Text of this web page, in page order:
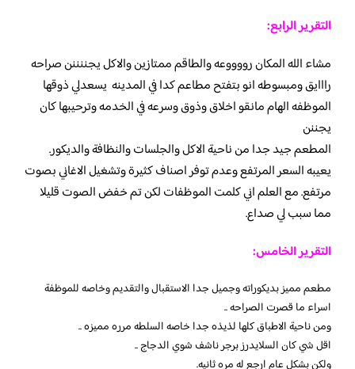
التقرير الرابع:
مشاء الله المكان رووووعه والطاقم ممتازين والاكل يجننننن صراحه
رااايق ومبسوطه انو بتفتح مطاعم كدا في المدينه يسعدلي ذوقها
الموظفه الهام مانقو اخلاق وذوق وسرعه في الخدمه وترحيبها كان
يجننن
المطعم جيد جدا من ناحية الاكل والجلسات والنظافة والديكور.
يعيبه السعر المرتفع وعدم توفر اصناف كثيرة وتشغيل الاغاني بصوت
مرتفع. مع العلم اني كلمت الموظفات لكن تم خفض الصوت قليلا
مما سبب لي صداع.
التقرير الخامس:
مطعم مميز بديكوراته وجميل جدا الاستقبال والتقديم وخاصه للموظفة
اسراء ما قصرت الصراحه ..
ومن ناحية الاطباق كلها لذيذه جدا خاصه السلطه مرره مميزه ..
اقل شي كان السلايدرز برجر ناشف شوي الدجاج ..